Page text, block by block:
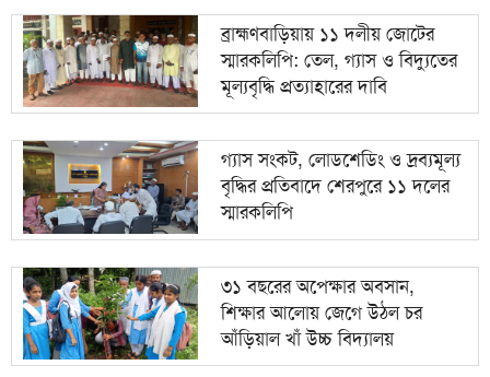
ব্রাহ্মণবাড়িয়ায় ১১ দলীয় জোটের
স্মারকলিপি: তেল, গ্যাস ও বিদ্যুতের
মূল্যবৃদ্ধি প্রত্যাহারের দাবি
গ্যাস সংকট, লোডশেডিং ও দ্রব্যমূল্য
বৃদ্ধির প্রতিবাদে শেরপুরে ১১ দলের
স্মারকলিপি
৩১ বছরের অপেক্ষার অবসান,
শিক্ষার আলোয় জেগে উঠল চর
আঁড়িয়াল খাঁ উচ্চ বিদ্যালয়